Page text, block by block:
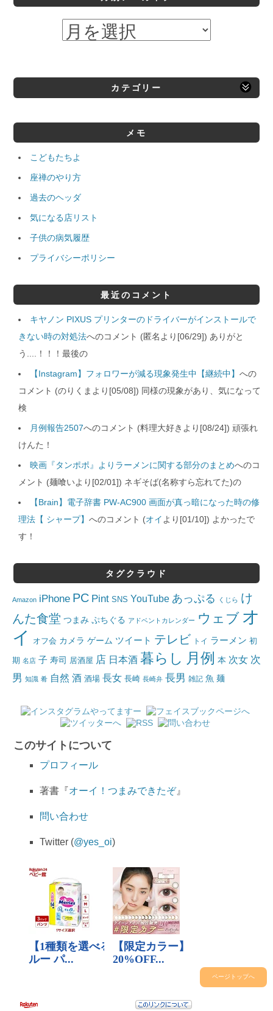
カテゴリー
メモ
こどもたちよ
座禅のやり方
過去のヘッダ
気になる店リスト
子供の病気履歴
プライバシーポリシー
最近のコメント
キヤノン PIXUS プリンターのドライバーがインストールで
きない時の対処法へのコメント (匿名より[06/29]) ありがと
う....！！！最後の
【Instagram】フォロワーが減る現象発生中【継続中】への
コメント (のりくまより[05/08]) 同様の現象があり、気になって
検
月例報告2507へのコメント (料理大好きより[08/24]) 頑張れ
けんた！
映画『タンポポ』よりラーメンに関する部分のまとめへのコ
メント (麺喰いより[02/01]) ネギそば(名称すら忘れてた)の
【Brain】電子辞書 PW-AC900 画面が真っ暗になった時の修
理法【 シャープ】 へのコメント (オイ より[01/10]) よかったで
す！
タグクラウド
Amazon iPhone PC Pint SNS YouTube あっぷる くじら け
んた食堂 つまみ ぷちぐる アドベントカレンダー ウェブ オ
イ
オフ会 カメラ ゲーム ツイート テレビ トイ ラーメン 初
期 名店 子 寿司 居酒屋 店 日本酒 暮らし 月例 本 次女 次
男 知識 肴 自然 酒 酒場 長女 長崎 長崎弁 長男 雑記 魚 麺
このサイトについて
プロフィール
著書『オーイ！つまみできたぞ』
問い合わせ
Twitter (@yes_oi)
ページトップへ